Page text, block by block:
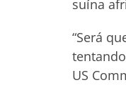
suína
“Será
US